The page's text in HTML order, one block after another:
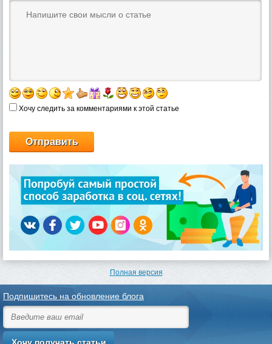
Хочу следить за комментариями к этой статье
Полная версия
Подпишитесь на обновление блога